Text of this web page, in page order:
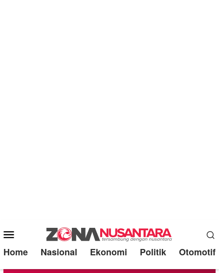
Mobile
Menu
Home Nasional Ekonomi Politik Otomotif